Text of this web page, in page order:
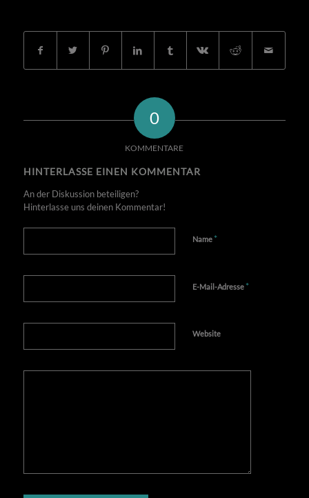
0
KOMMENTARE
HINTERLASSE EINEN KOMMENTAR
An der Diskussion beteiligen?
Hinterlasse uns deinen Kommentar!
Name *
E-Mail-Adresse *
Website